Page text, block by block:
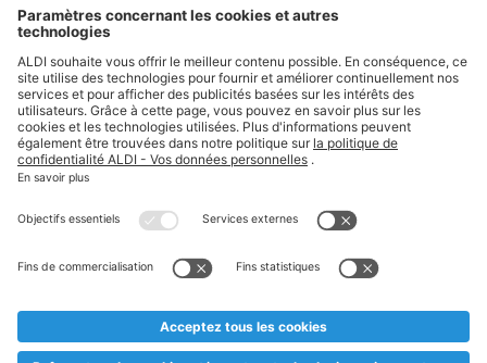
Suivez ALDI Belgique
Textes marqués d'un astérisque et mentions légales
* Nous vendons ces articles temporairement et jusqu'à
au cas où, malgré le planning bien étudié, nous serions
prématurément en rupture de stock. Prix Recupel et TVA incl.
** Sur ce site, l’utilisation de la forme masculine a été adoptée